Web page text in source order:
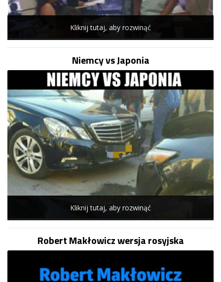
Kliknij tutaj, aby rozwinąć
Niemcy vs Japonia
Kliknij tutaj, aby rozwinąć
Robert Makłowicz wersja rosyjska